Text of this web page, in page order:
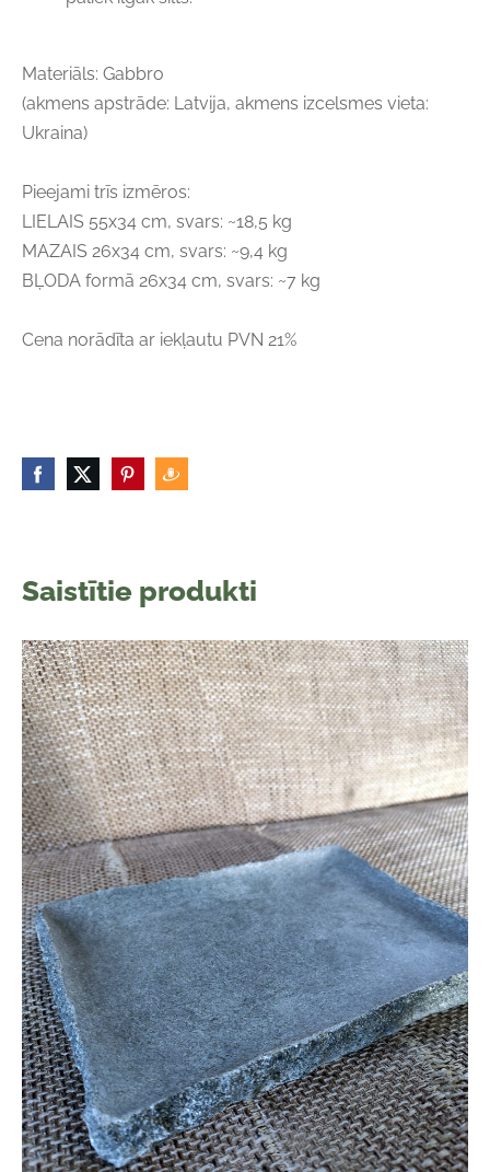
Materiāls: Gabbro
(akmens apstrāde: Latvija, akmens izcelsmes vieta:
Ukraina)
Pieejami trīs izmēros:
LIELAIS 55x34 cm, svars: ~18,5 kg
MAZAIS 26x34 cm, svars: ~9,4 kg
BĻODA formā 26x34 cm, svars: ~7 kg
Cena norādīta ar iekļautu PVN 21%
Saistītie produkti